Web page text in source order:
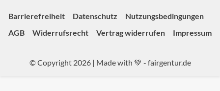
Barrierefreiheit Datenschutz
Nutzungsbedingungen
AGB
Widerrufsrecht Vertrag widerrufen Impressum
© Copyright 2026 | Made with 💚 - fairgentur.de